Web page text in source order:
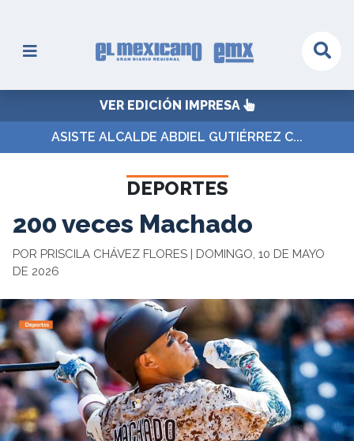
VER EDICIÓN IMPRESA
ASISTE ALCALDE ABDIEL GUTIÉRREZ C...
DEPORTES
200 veces Machado
POR PRISCILA CHÁVEZ FLORES | DOMINGO, 10 DE MAYO
DE 2026